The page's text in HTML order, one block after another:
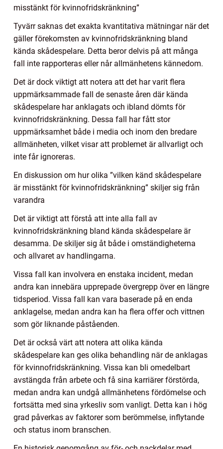
misstänkt för kvinnofridskränkning”
Tyvärr saknas det exakta kvantitativa mätningar när det
gäller förekomsten av kvinnofridskränkning bland
kända skådespelare. Detta beror delvis på att många
fall inte rapporteras eller når allmänhetens kännedom.
Det är dock viktigt att notera att det har varit flera
uppmärksammade fall de senaste åren där kända
skådespelare har anklagats och ibland dömts för
kvinnofridskränkning. Dessa fall har fått stor
uppmärksamhet både i media och inom den bredare
allmänheten, vilket visar att problemet är allvarligt och
inte får ignoreras.
En diskussion om hur olika ”vilken känd skådespelare
är misstänkt för kvinnofridskränkning” skiljer sig från
varandra
Det är viktigt att förstå att inte alla fall av
kvinnofridskränkning bland kända skådespelare är
desamma. De skiljer sig åt både i omständigheterna
och allvaret av handlingarna.
Vissa fall kan involvera en enstaka incident, medan
andra kan innebära upprepade övergrepp över en längre
tidsperiod. Vissa fall kan vara baserade på en enda
anklagelse, medan andra kan ha flera offer och vittnen
som gör liknande påståenden.
Det är också värt att notera att olika kända
skådespelare kan ges olika behandling när de anklagas
för kvinnofridskränkning. Vissa kan bli omedelbart
avstängda från arbete och få sina karriärer förstörda,
medan andra kan undgå allmänhetens fördömelse och
fortsätta med sina yrkesliv som vanligt. Detta kan i hög
grad påverkas av faktorer som berömmelse, inflytande
och status inom branschen.